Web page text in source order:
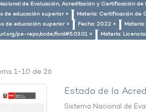
de Evaluación, Acreditación y Certificación de
de educación superior ×
Materia: Certificación de
de educación superior ×
Fecha: 2022 ×
pe-repo/ocde/ford#5.03.01 ×
Materia:
1-10 de 26
Estado de la
Sistema Nacional de